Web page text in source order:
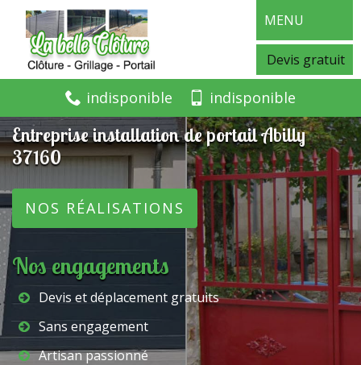
MENU
Devis gratuit
indisponible indisponible
Entreprise installation de portail Abilly
37160
NOS RÉALISATIONS
Nos engagements
Devis et déplacement gratuits
Sans engagement
Artisan passionné